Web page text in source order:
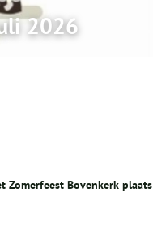
2026
Bovenkerk plaats